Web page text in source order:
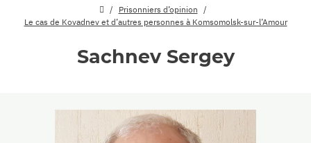
Prisonniers d’opinion
Le cas de Kovadnev et d’autres personnes à Komsomolsk-sur-l’Amour
Sachnev Sergey